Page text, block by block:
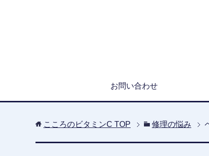
お問い合わせ
こころのビタミンC TOP 修理の悩み